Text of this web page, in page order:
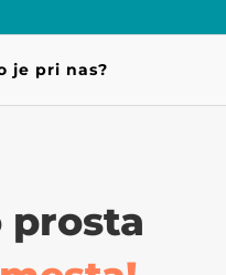
je pri nas?
prosta